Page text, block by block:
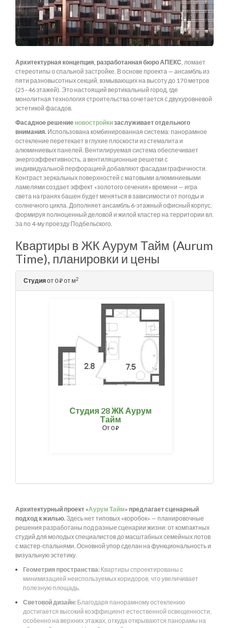
Архитектурная концепция, разработанная бюро АПЕКС, ломает
стереотипы о спальной застройке. В основе проекта — ансамбль из
пяти разновысотных секций, взмывающих на высоту до 170 метров
(25–46 этажей). Это настоящий вертикальный город, где
монолитная технология строительства сочетается с двухуровневой
эстетикой фасадов.
Фасадное решение новостройкизаслуживает отдельного
внимания. Использована комбинированная система: панорамное
остекление перетекает в глухие плоскости из стемалита и
алюминиевых панелей. Вентилируемая система обеспечивает
энергоэффективность, а вентиляционные решетки с
индивидуальной перфорацией добавляют фасадам графичности.
Контраст зеркальных поверхностей с матовыми алюминиевыми
ламелями создает эффект «золотого сечения» времени — игра
света на гранях башен будет меняться в зависимости от погоды и
солнечного цикла. Дополняет ансамбль 6-этажный офисный корпус,
формируя полноценный деловой и жилой кластер на территории вл.
3а по 4-му проезду Подбельского.
Квартиры в ЖК Аурум Тайм (Aurum
Time), планировки и цены
Студияот 0⃏от м2
Студия 28 ЖК Аурум
Тайм
От0⃏
Архитектурный проект «Аурум Тайм» предлагает сценарный
подход к жилью. Здесь нет типовых «коробок» — планировочные
решения разработаны под разные сценарии жизни: от компактных
студий для молодых специалистов до масштабных семейных лотов
с мастер-спальнями. Основной упор сделан на функциональность и
визуальную эстетику.
Геометрия пространства: Квартиры спроектированы с
минимизацией неиспользуемых коридоров, что увеличивает
полезную площадь.
Световой дизайн: Благодаря панорамному остеклению
достигается высокий коэффициент естественной освещенности,
особенно на верхних этажах, откуда открываются панорамы на